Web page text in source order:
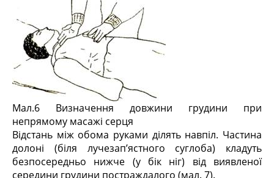
Мал.6 Визначення довжини грудини при
непрямому масажі серця
Відстань між обома руками ділять навпіл. Частина
долоні (біля лучезап’ястного суглоба) кладуть
безпосередньо нижче (у бік ніг) від виявленої
середини грудини постраждалого (мал. 7).